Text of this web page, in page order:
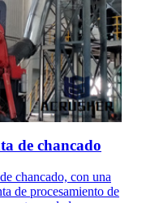
de chancado
chancado, con una
de procesamiento de